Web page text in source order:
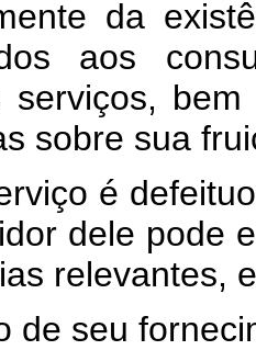
da
aos
serviços,
sobre sua
é
dele pode
relevantes,
de seu